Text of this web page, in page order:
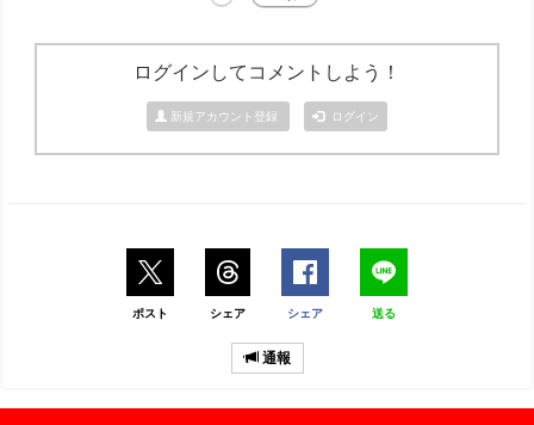
ログインしてコメントしよう！
新規アカウント登録 ログイン
ポスト シェア シェア 送る
通報